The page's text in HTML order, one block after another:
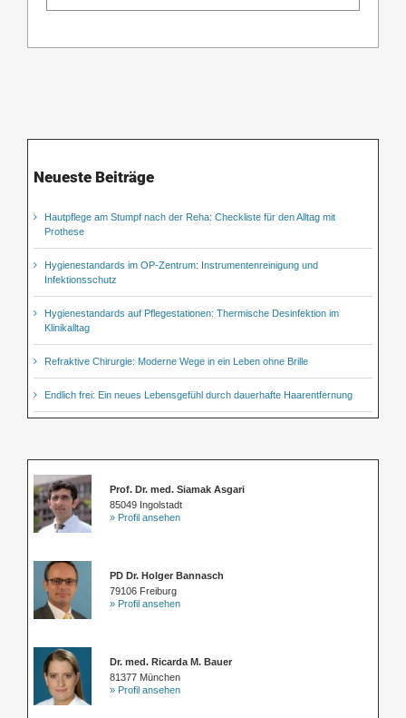
Neueste Beiträge
Hautpflege am Stumpf nach der Reha: Checkliste für den Alltag mit
Prothese
Hygienestandards im OP-Zentrum: Instrumentenreinigung und
Infektionsschutz
Hygienestandards auf Pflegestationen: Thermische Desinfektion im
Klinikalltag
Refraktive Chirurgie: Moderne Wege in ein Leben ohne Brille
Endlich frei: Ein neues Lebensgefühl durch dauerhafte Haarentfernung
Prof. Dr. med. Siamak Asgari
85049 Ingolstadt
» Profil ansehen
PD Dr. Holger Bannasch
79106 Freiburg
» Profil ansehen
Dr. med. Ricarda M. Bauer
81377 München
» Profil ansehen